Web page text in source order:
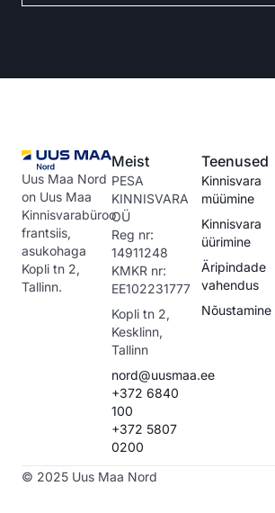
Uus Maa Nord
on Uus Maa
Kinnisvarabüroo
frantsiis,
asukohaga
Kopli tn 2,
Tallinn.
Meist
PESA
KINNISVARA
OÜ
Reg nr:
14911248
KMKR nr:
EE102231777
Kopli tn 2,
Kesklinn,
Tallinn
nord@uusmaa.ee
+372 6840
100
+372 5807
0200
Teenused
Kinnisvara
müümine
Kinnisvara
üürimine
Äripindade
vahendus
Nõustamine
© 2025 Uus Maa Nord